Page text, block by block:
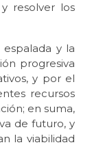
resolver los
y la
progresiva
y por el
recursos
en suma,
de futuro, y
la viabilidad